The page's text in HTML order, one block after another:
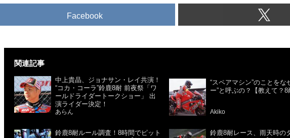
Facebook
関連記事
中上貴晶、ジョナサン・レイ共演！
“コカ・コーラ”鈴鹿8耐 前夜祭「ワ
ールドライダートークショー」 出
演ライダー決定！
あらん
“スペアマシン”のことをな
ー”と呼ぶの？【教えて？8
Akiko
鈴鹿8耐ルール調査！8時間でピット
鈴鹿8耐レース、雨天時の